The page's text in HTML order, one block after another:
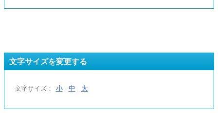
文字サイズを変更する
文字サイズ： 小 中 大